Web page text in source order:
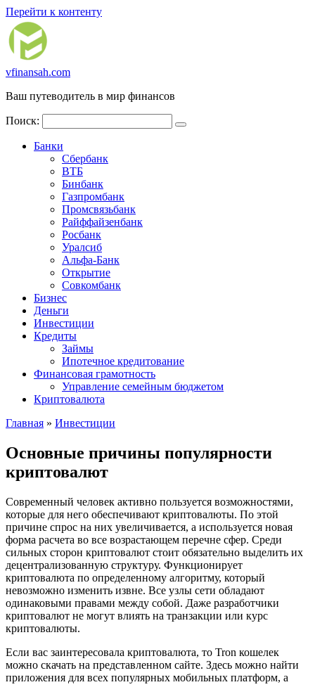
Перейти к контенту
vfinansah.com
Ваш путеводитель в мир финансов
Поиск:
Банки
Сбербанк
ВТБ
Бинбанк
Газпромбанк
Промсвязьбанк
Райффайзенбанк
Росбанк
Уралсиб
Альфа-Банк
Открытие
Совкомбанк
Бизнес
Деньги
Инвестиции
Кредиты
Займы
Ипотечное кредитование
Финансовая грамотность
Управление семейным бюджетом
Криптовалюта
Главная » Инвестиции
Основные причины популярности
криптовалют
Современный человек активно пользуется возможностями,
которые для него обеспечивают криптовалюты. По этой
причине спрос на них увеличивается, а используется новая
форма расчета во все возрастающем перечне сфер. Среди
сильных сторон криптовалют стоит обязательно выделить их
децентрализованную структуру. Функционирует
криптовалюта по определенному алгоритму, который
невозможно изменить извне. Все узлы сети обладают
одинаковыми правами между собой. Даже разработчики
криптовалют не могут влиять на транзакции или курс
криптовалюты.
Если вас заинтересовала криптовалюта, то Tron кошелек
можно скачать на представленном сайте. Здесь можно найти
приложения для всех популярных мобильных платформ, а